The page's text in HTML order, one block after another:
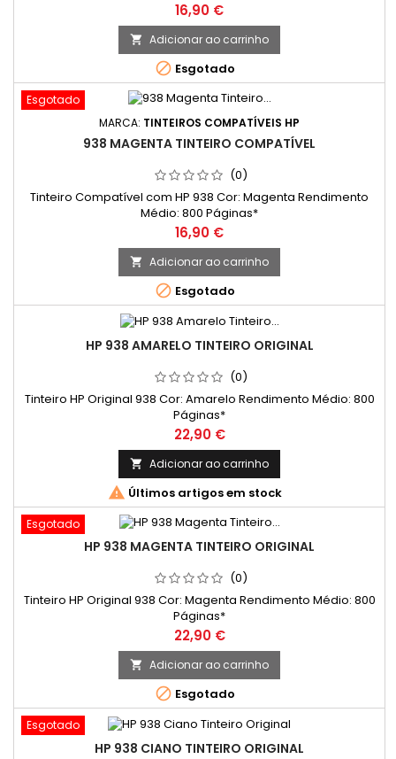
Preço
16,90 €
 Adicionar ao carrinho
 Esgotado
Esgotado
MARCA: TINTEIROS COMPATÍVEIS HP
938 MAGENTA TINTEIRO COMPATÍVEL
(0)
Tinteiro Compatível com HP 938 Cor: Magenta Rendimento
Médio: 800 Páginas*
Preço
16,90 €
 Adicionar ao carrinho
 Esgotado
HP 938 AMARELO TINTEIRO ORIGINAL
(0)
Tinteiro HP Original 938 Cor: Amarelo Rendimento Médio: 800
Páginas*
Preço
22,90 €
 Adicionar ao carrinho
 Últimos artigos em stock
Esgotado
HP 938 MAGENTA TINTEIRO ORIGINAL
(0)
Tinteiro HP Original 938 Cor: Magenta Rendimento Médio: 800
Páginas*
Preço
22,90 €
 Adicionar ao carrinho
 Esgotado
Esgotado
HP 938 CIANO TINTEIRO ORIGINAL